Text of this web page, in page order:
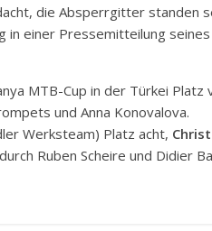
die Absperrgitter standen
in einer Pressemitteilung
MTB-Cup in der Türkei Platz
und Anna Konovalova.
Werksteam) Platz acht,
Ruben Scheire und Didier